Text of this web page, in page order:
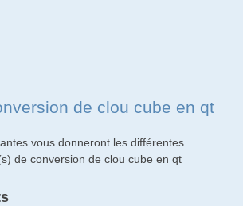
de clou cube en qt
vous donneront les différentes
de conversion de clou cube en qt